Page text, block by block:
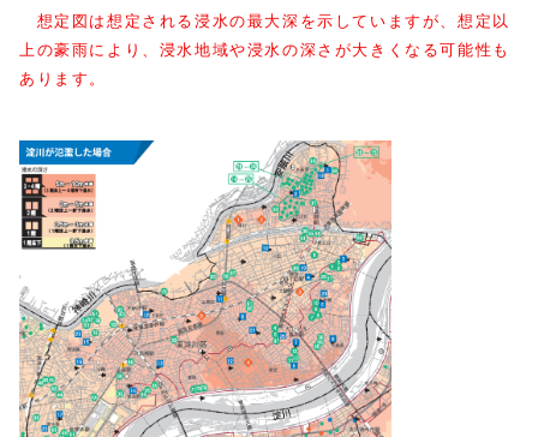
想定図は想定される浸水の最大深を示していますが、想定以
上の豪雨により、浸水地域や浸水の深さが大きくなる可能性も
あります。